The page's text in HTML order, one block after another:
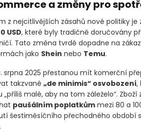
a změny pro
z nejcitlivějších zásahů nové politiky je
USD, které byly tradičně doručovány
Tato změna tvrdě dopadne na
jako Shein nebo Temu.
srpna 2025 přestanou mít komerční
takzvané „de minimis“ osvobození,
„příliš malé, aby na tom záleželo“.
paušálním poplatkůmmezi 80 a
šestiměsíčního přechodného období